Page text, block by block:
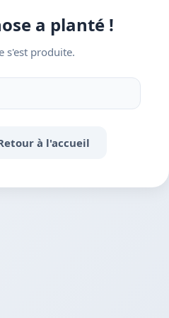
a planté !
s'est produite.
à l'accueil